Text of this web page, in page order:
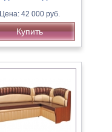
Цена: 42 000 руб.
Купить